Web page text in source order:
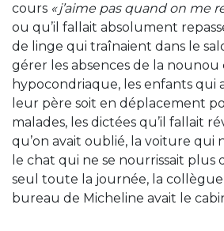
cours « j’aime pas quand on me
ou qu’il fallait absolument
de linge qui traînaient dans le
gérer les absences de la nounou
hypocondriaque, les enfants qui
leur père soit en déplacement
malades, les dictées qu’il fallait
qu’on avait oublié, la voiture qui
le chat qui ne se nourrissait plus
seul toute la journée, la
bureau de Micheline avait le